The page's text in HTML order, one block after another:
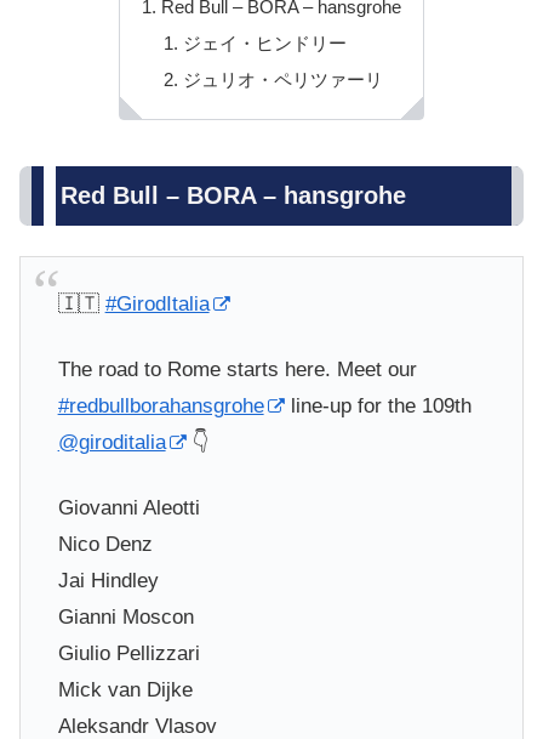
Red Bull – BORA – hansgrohe
ジェイ・ヒンドリー
ジュリオ・ペリツァーリ
Red Bull – BORA – hansgrohe
🇮🇹 #GirodItalia
The road to Rome starts here. Meet our
#redbullborahansgrohe
line-up for the 109th
@giroditalia
👇
Giovanni Aleotti
Nico Denz
Jai Hindley
Gianni Moscon
Giulio Pellizzari
Mick van Dijke
Aleksandr Vlasov